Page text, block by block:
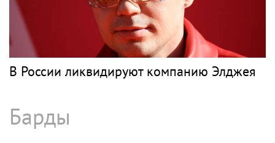
В России ликвидируют компанию Элджея
Барды